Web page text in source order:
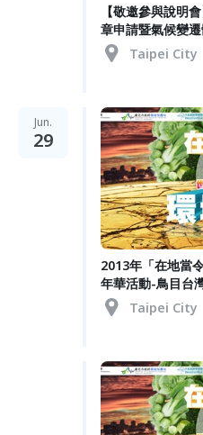
【敬邀參與說明
章申請暨氣候變
Taipei City
Jun.
29
2013年「在地當
年華活動-鳥目台
Taipei City